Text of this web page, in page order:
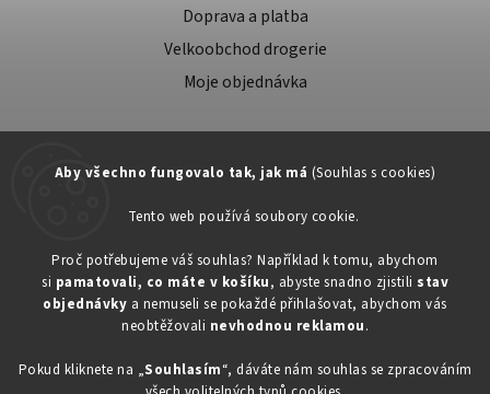
Aby všechno fungovalo tak, jak má (Souhlas s cookies)
Tento web používá soubory cookie.
Proč potřebujeme váš souhlas? Například k tomu, abychom
si pamatovali, co máte v košíku, abyste snadno zjistili stav
objednávky a nemuseli se pokaždé přihlašovat, abychom vás
neobtěžovali nevhodnou reklamou.
Pokud kliknete na „Souhlasím“, dáváte nám souhlas se zpracováním
734603917
eshop@toner-rl.cz
Doprava a platba
Velkoobchod drogerie
Moje objednávka